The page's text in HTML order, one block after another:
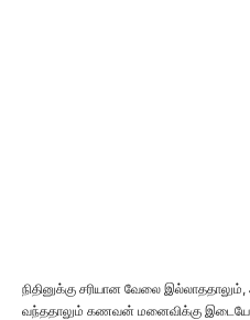
நிதினுக்கு சரியான வேலை
வந்ததாலும் கணவன் மனைவிக்கு இடையே